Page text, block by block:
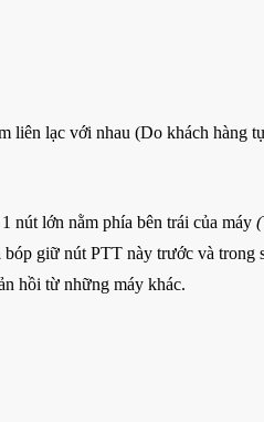
liên lạc với nhau (Do khách hàng
nút lớn nằm phía bên trái của máy
giữ nút PTT này trước và trong
hồi từ những máy khác.